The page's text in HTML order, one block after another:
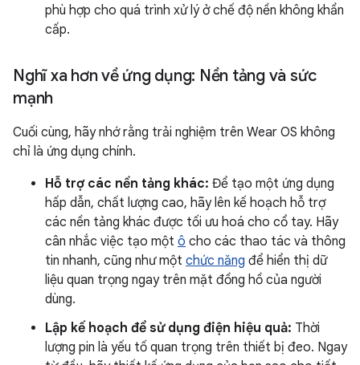
phù hợp cho quá trình xử lý ở chế độ nền không khẩn
cấp.
Nghĩ xa hơn về ứng dụng: Nền tảng và sức
mạnh
Cuối cùng, hãy nhớ rằng trải nghiệm trên Wear OS không
chỉ là ứng dụng chính.
Hỗ trợ các nền tảng khác: Để tạo một ứng dụng
hấp dẫn, chất lượng cao, hãy lên kế hoạch hỗ trợ
các nền tảng khác được tối ưu hoá cho cổ tay. Hãy
cân nhắc việc tạo một ô cho các thao tác và thông
tin nhanh, cũng như một chức năng để hiển thị dữ
liệu quan trọng ngay trên mặt đồng hồ của người
dùng.
Lập kế hoạch để sử dụng điện hiệu quả: Thời
lượng pin là yếu tố quan trọng trên thiết bị đeo. Ngay